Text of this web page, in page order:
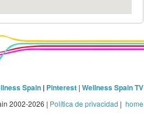
Spain | Pinterest | Wellness Spain TV
2002-2026 | Política de privacidad | home